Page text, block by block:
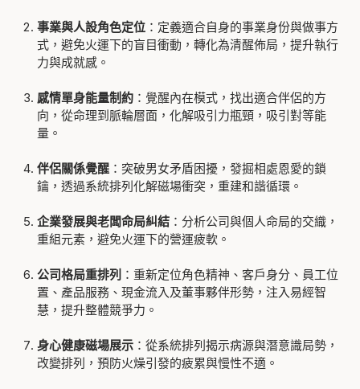
事業與人設角色定位 ：定義適合自身的事業身份與做事方
式，避免火運下的盲目衝動，轉化為清醒佈局，提升執行
力與成就感。
感情單身能量制約 ：覺醒內在模式，找出適合伴侶的方
向，從命理到脈輪層面，化解吸引力瓶頸，吸引對等能
量。
伴侶關係覺醒 ：突破男女矛盾困擾，發掘相處恩愛的鎖
鑰，透過系統排列化解磁場衝突，重建和諧循環。
企業發展與老闆命局糾結 ：分析公司與個人命局的交織，
重組元素，避免火運下的營運疲軟。
公司格局重排列 ：重新定位角色精神、客戶身分、員工位
置、產品服務、現金流入及董事夥伴形勢，注入易經智
慧，提升整體競爭力。
身心健康磁場展示 ：從系統排列揭示病源與潛意識局勢，
改變排列，預防火燥引發的疲累與慢性不適。